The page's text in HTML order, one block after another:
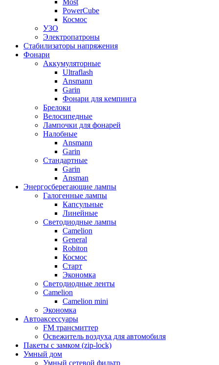
Most
PowerCube
Космос
УЗО
Электропатроны
Стабилизаторы напряжения
Фонари
Аккумуляторные
Ultraflash
Ansmann
Garin
Фонари для кемпинга
Брелоки
Велосипедные
Лампочки для фонарей
Налобные
Ansmann
Garin
Стандартные
Garin
Ansman
Энергосберегающие лампы
Галогенные лампы
Капсульные
Линейные
Светодиодные лампы
Camelion
General
Robiton
Космос
Старт
Экономка
Светодиодные ленты
Camelion
Camelion mini
Экономка
Автоаксессуары
FM трансмиттер
Освежитель воздуха для автомобиля
Пакеты с замком (zip-lock)
Умный дом
Умный сетевой фильтр